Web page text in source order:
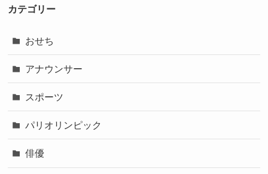
カテゴリー
おせち
アナウンサー
スポーツ
パリオリンピック
俳優